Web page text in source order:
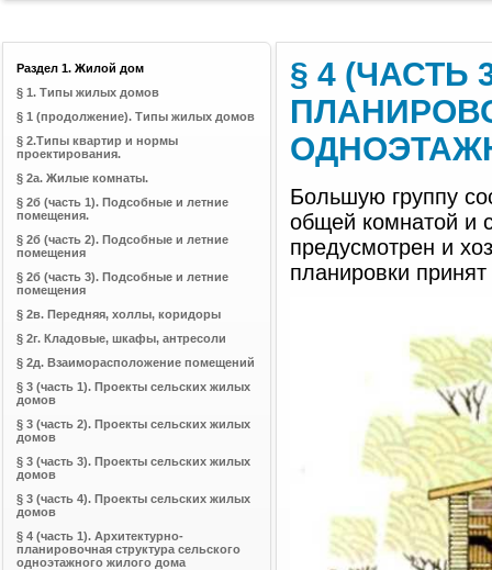
§ 4 (ЧАСТЬ
Большую группу
общей комнатой и
предусмотрен и
планировки
Раздел 1. Жилой дом
§ 1. Типы жилых домов
§ 1 (продолжение). Типы жилых домов
§ 2.Типы квартир и нормы
проектирования.
§ 2а. Жилые комнаты.
§ 2б (часть 1). Подсобные и летние
помещения.
§ 2б (часть 2). Подсобные и летние
помещения
§ 2б (часть 3). Подсобные и летние
помещения
§ 2в. Передняя, холлы, коридоры
§ 2г. Кладовые, шкафы, антресоли
§ 2д. Взаиморасположение помещений
§ 3 (часть 1). Проекты сельских жилых
домов
§ 3 (часть 2). Проекты сельских жилых
домов
§ 3 (часть 3). Проекты сельских жилых
домов
§ 3 (часть 4). Проекты сельских жилых
домов
§ 4 (часть 1). Архитектурно-
планировочная структура сельского
одноэтажного жилого дома